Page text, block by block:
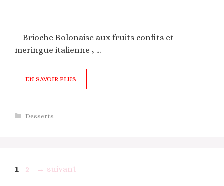
Brioche Bolonaise aux fruits confits et
meringue italienne , …
EN SAVOIR PLUS
Catégories
Desserts
Page
1 Page
2 → suivant